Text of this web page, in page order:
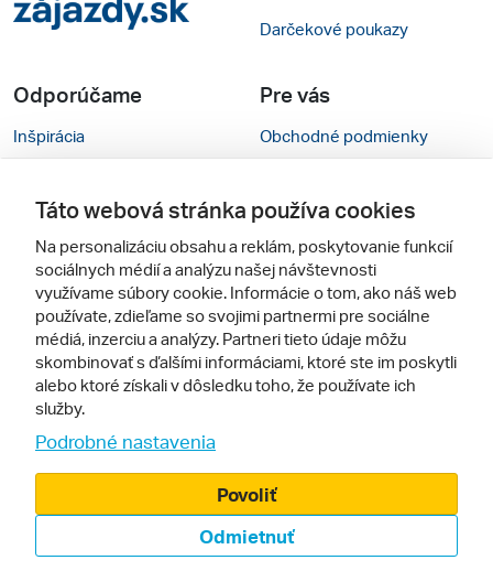
Darčekové poukazy
Odporúčame
Inšpirácia
Cestovné kancelárie
Zájezdy.cz
Pre vás
Obchodné podmienky
Nastavenie cookies
Mobilná verzia webu
Sledujte nás
© 2005 - 2026, Zájazdy.sk,
Táto webová stránka používa cookies
Na personalizáciu obsahu a reklám, poskytovanie funkcií
sociálnych médií a analýzu našej návštevnosti
využívame súbory cookie. Informácie o tom, ako náš web
používate, zdieľame so svojimi partnermi pre sociálne
médiá, inzerciu a analýzy. Partneri tieto údaje môžu
skombinovať s ďalšími informáciami, ktoré ste im poskytli
alebo ktoré získali v dôsledku toho, že používate ich
služby.
Podrobné nastavenia
Odmietnuť
Povoliť